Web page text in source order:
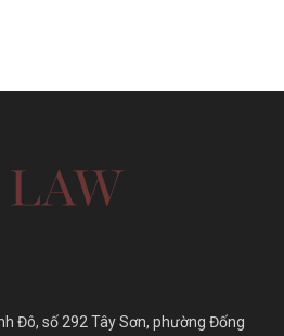
Đô, số 292 Tây Sơn, phường Đống